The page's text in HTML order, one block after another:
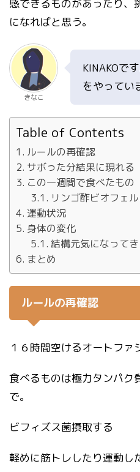
感できるものがあったり、
になればと思う。
きなこ
KINAKOです
をやってい
Table of Contents
ルールの再確認
サボった分結果に現れる
この一週間で食べたもの
リンゴ酢ビオフェ
運動状況
身体の変化
結構元気になって
まとめ
ルールの再確認
１６時間空けるオートファ
食べるものは極力タンパク
で。
ビフィズス菌摂取する
軽めに筋トレしたり運動し